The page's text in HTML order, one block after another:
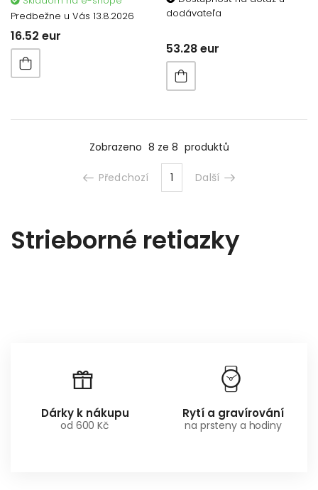
Predbežne u Vás 13.8.2026
16.52 eur
dodávateľa
53.28 eur
Zobrazeno 8 ze 8 produktů
Předchozí 1 Další
Strieborné retiazky
Dárky k nákupu
od 600 Kč
Rytí a gravírování
na prsteny a hodiny